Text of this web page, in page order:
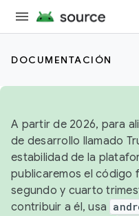
DOCUMENTACIÓN
A partir de 2026, para
de desarrollo llamado
estabilidad de la
publicaremos el código
segundo y cuarto
contribuir a él, usa